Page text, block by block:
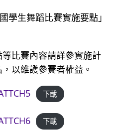
學生舞蹈比賽實施要點」
比賽內容請詳參實施計
以維護參賽者權益。
下載
下載